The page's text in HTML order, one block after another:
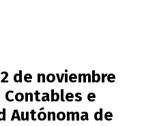
de noviembre
Contables e
Autónoma de